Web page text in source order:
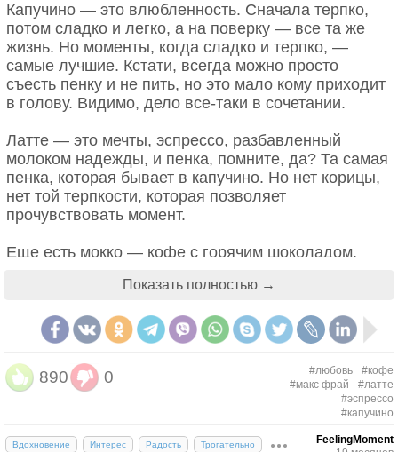
Это утро, радость эта…
Это утро, радость эта,
Эта мощь и дня и света,
Этот синий свод,
Этот крик и вереницы,
Эти стаи, эти птицы,
Этот говор вод,
Эти ивы и березы,
Эти капли — эти слезы,
Этот пух — не лист,
Эти горы, эти долы,
Эти мошки, эти пчелы,
Эти зори без затменья,
Эта ночь без сна,
Эта мгла и жар постели,
Это всё — весна.
Капучино — это влюбленность. Сначала терпко,
потом сладко и легко, а на поверку — все та же
жизнь. Но моменты, когда сладко и терпко, —
самые лучшие. Кстати, всегда можно просто
съесть пенку и не пить, но это мало кому приходит
в голову. Видимо, дело все-таки в сочетании.
Латте — это мечты, эспрессо, разбавленный
молоком надежды, и пенка, помните, да? Та самая
пенка, которая бывает в капучино. Но нет корицы,
нет той терпкости, которая позволяет
прочувствовать момент.
Еще есть мокко — кофе с горячим шоколадом.
даже в мокко есть молоко. И сладость, та, которую
чувствуешь не сразу, и каждый раз не очень
понимаешь, почему заказал именно его. Только
потом вспоминаешь, в тот самый момент, когда
становится сладко.
Айриш, кофе по-ирландски — страсть. Где-то там,
на самом дне, обжигающий алкоголь. Можно
Показать полностью →
890 0 #любовь
#кофе
#макс фрай
#латте
#эспрессо
#капучино
Вдохновение Интерес Радость Трогательно
FeelingMoment